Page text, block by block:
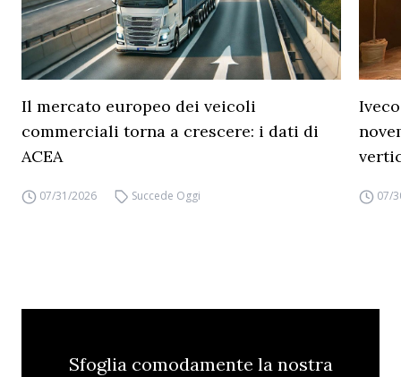
Il mercato europeo dei veicoli
commerciali torna a crescere: i dati di
ACEA
07/31/2026 Succede Oggi 07/
Sfoglia comodamente la nostra